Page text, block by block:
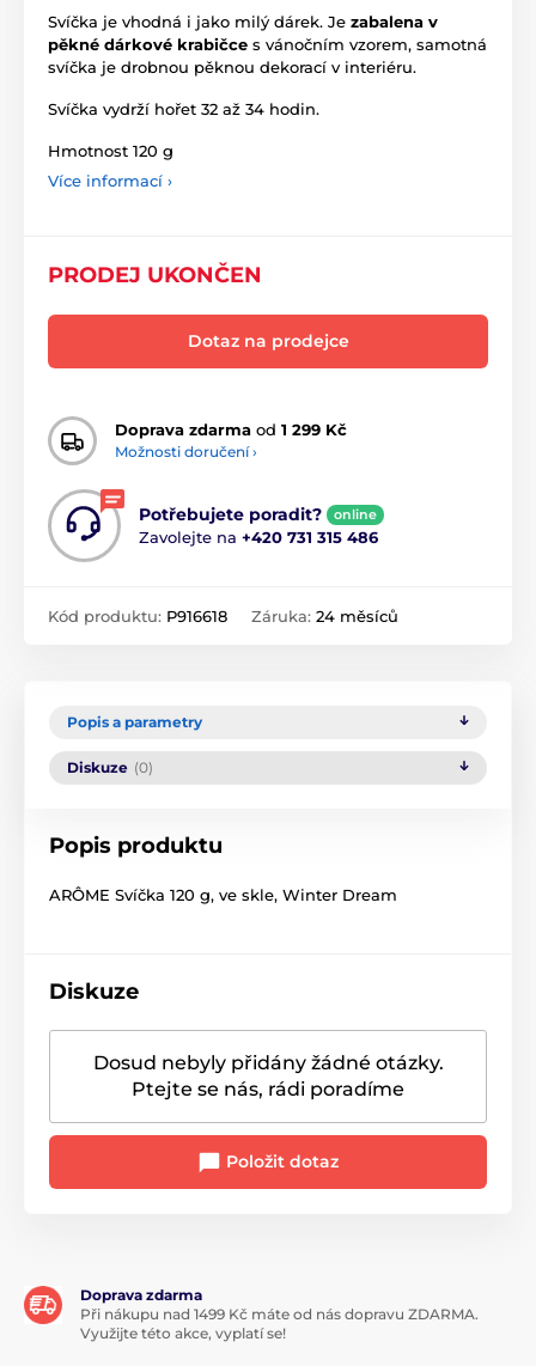
Svíčka je vhodná i jako milý dárek. Je zabalena v
pěkné dárkové krabičce s vánočním vzorem, samotná
svíčka je drobnou pěknou dekorací v interiéru.
Svíčka vydrží hořet 32 až 34 hodin.
Hmotnost 120 g
Více informací ›
PRODEJ UKONČEN
Dotaz na prodejce
Doprava zdarma od 1 299 Kč
Možnosti doručení ›
Potřebujete poradit? online
Zavolejte na +420 731 315 486
Kód produktu: P916618 Záruka: 24 měsíců
Popis a parametry
Diskuze (0)
Popis produktu
ARÔME Svíčka 120 g, ve skle, Winter Dream
Diskuze
Dosud nebyly přidány žádné otázky.
Ptejte se nás, rádi poradíme
Položit dotaz
Doprava zdarma
Při nákupu nad 1499 Kč máte od nás dopravu ZDARMA.
Využijte této akce, vyplatí se!